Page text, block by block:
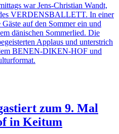
war Jens-Christian Wandt,
VERDENSBALLETT. In einer
auf den Sommer ein und
dänischen Sommerlied. Die
Applaus und unterstrich
BENEN-DIKEN-HOF und
zum 9. Mal
in Keitum